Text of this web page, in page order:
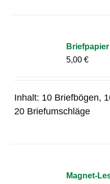
5,00€
Inhalt: 10 Briefbögen,
20 Briefumschläge
Magnet-